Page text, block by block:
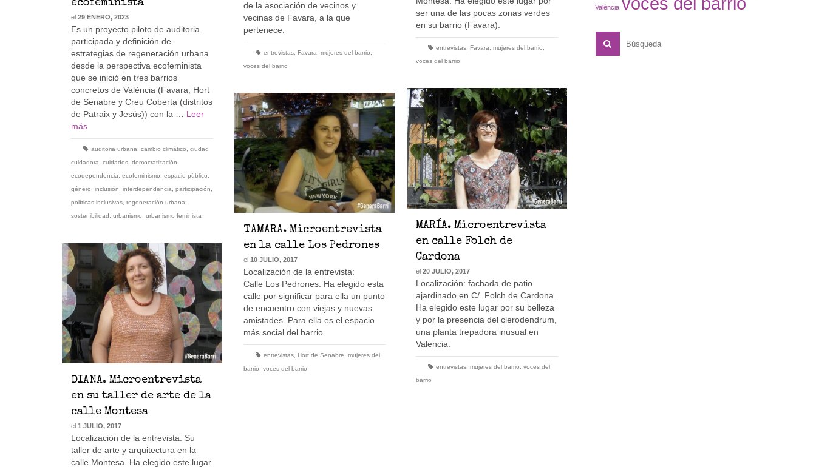
ecofeminista
el 29 ENERO, 2023
Es un proyecto piloto de auditoria
participada y definición de
estrategias de regeneración urbana
desde la perspectiva ecofeminista
que se inició en tres barrios
concretos de València (Favara, Hort
de Senabre y Creu Coberta (distritos
de Patraix y Jesús)) con la … Leer
más
auditoria urbana cambio climático
ciudad
cuidadora
cuidados democratización
ecodependencia
ecofeminismo espacio público
género
inclusión interdependencia participación
políticas inclusivas regeneración urbana
sostenibilidad
urbanismo urbanismo feminista
de la asociación de vecinos y
vecinas de Favara, a la que
pertenece.
entrevistas Favara mujeres del barrio
voces del barrio
ser una de las pocas zonas verdes
en su barrio (Favara).
entrevistas Favara mujeres del barrio
voces del barrio
MARÍA. Microentrevista
en calle Folch de
Cardona
el 20 JULIO, 2017
Localización: fachada de patio
ajardinado en C/. Folch de Cardona.
Ha elegido este lugar por su belleza
y por la presencia del clerodendrum,
una planta trepadora inusual en
Valencia.
entrevistas mujeres del barrio
voces del
barrio
TAMARA. Microentrevista
en la calle Los Pedrones
el 10 JULIO, 2017
Localización de la entrevista:
Calle Los Pedrones. Ha elegido esta
calle por significar para ella un punto
de encuentro con viejas y nuevas
amistades. Para ella es el espacio
más social del barrio.
entrevistas Hort de Senabre
mujeres del
barrio
voces del barrio
DIANA. Microentrevista
en su taller de arte de la
calle Montesa
el 1 JULIO, 2017
Localización de la entrevista: Su
taller de arte y arquitectura en la
calle Montesa. Ha elegido este lugar
València